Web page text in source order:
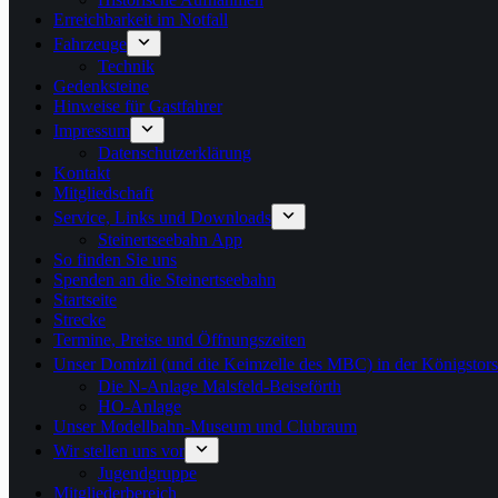
Erreichbarkeit im Notfall
Fahrzeuge
Technik
Gedenksteine
Hinweise für Gastfahrer
Impressum
Datenschutzerklärung
Kontakt
Mitgliedschaft
Service, Links und Downloads
Steinertseebahn App
So finden Sie uns
Spenden an die Steinertseebahn
Startseite
Strecke
Termine, Preise und Öffnungszeiten
Unser Domizil (und die Keimzelle des MBC) in der
Die N-Anlage Malsfeld-Beiseförth
HO-Anlage
Unser Modellbahn-Museum und Clubraum
Wir stellen uns vor
Jugendgruppe
Mitgliederbereich